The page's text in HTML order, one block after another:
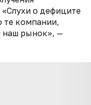
«Слухи о дефиците
те компании,
наш рынок», —